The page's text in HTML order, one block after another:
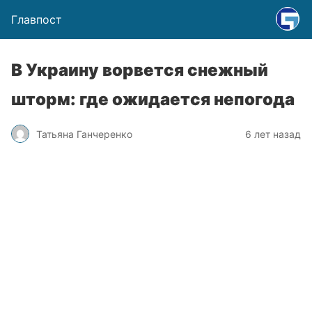
Главпост
В Украину ворвется снежный
шторм: где ожидается непогода
Татьяна Ганчеренко 6 лет назад